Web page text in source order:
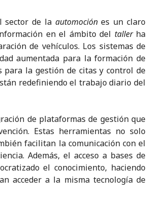
sector de la automociónes un claro
en el ámbito del tallerha
de vehículos. Los sistemas de
aumentada para la formación de
para la gestión de citas y control de
redefiniendo el trabajo diario del
de plataformas de gestión que
Estas herramientas no solo
facilitan la comunicación con el
Además, el acceso a bases de
el conocimiento, haciendo
acceder a la misma tecnología de